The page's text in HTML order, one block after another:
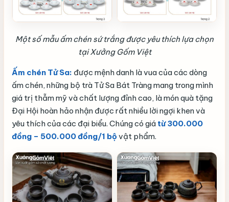
Một số mẫu ấm chén sứ trắng được yêu thích lựa chọn
tại Xưởng Gốm Việt
Ấm chén Tử Sa: được mệnh danh là vua của các dòng
ấm chén, những bộ trà Tử Sa Bát Tràng mang trong mình
giá trị thẫm mỹ và chất lượng đỉnh cao, là món quà tặng
Đại Hội hoàn hảo nhận được rất nhiều lời ngợi khen và
yêu thích của các đại biểu. Chúng có giá từ 300.000
đồng – 500.000 đồng/1 bộ vật phẩm.